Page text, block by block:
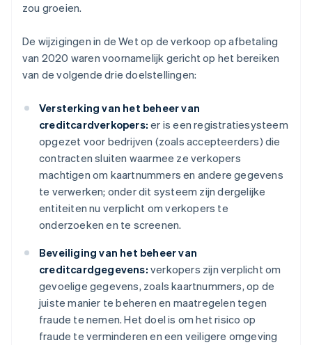
zou groeien.
De wijzigingen in de Wet op de verkoop op afbetaling
van 2020 waren voornamelijk gericht op het bereiken
van de volgende drie doelstellingen:
Versterking van het beheer van
creditcardverkopers: er is een registratiesysteem
opgezet voor bedrijven (zoals accepteerders) die
contracten sluiten waarmee ze verkopers
machtigen om kaartnummers en andere gegevens
te verwerken; onder dit systeem zijn dergelijke
entiteiten nu verplicht om verkopers te
onderzoeken en te screenen.
Beveiliging van het beheer van
creditcardgegevens: verkopers zijn verplicht om
gevoelige gegevens, zoals kaartnummers, op de
juiste manier te beheren en maatregelen tegen
fraude te nemen. Het doel is om het risico op
fraude te verminderen en een veiligere omgeving